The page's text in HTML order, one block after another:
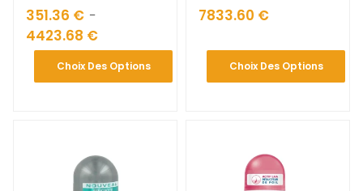
351.36 € –
4423.68 €
Choix Des Options
7833.60 €
Choix Des Options